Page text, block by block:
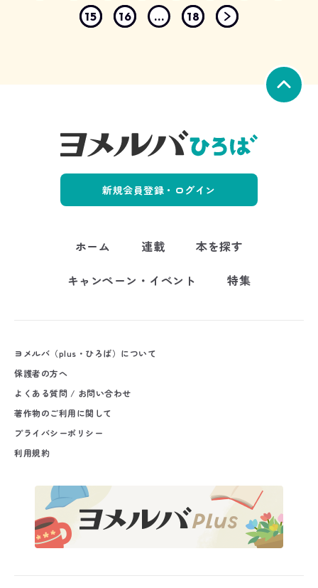
15
16 ... 18
新規会員登録・ログイン
ホーム 連載
本を探す
キャンペーン・イベント
特集
ヨメルバ（plus・ひろば）について
保護者の方へ
よくある質問 / お問い合わせ
著作物のご利用に関して
プライバシーポリシー
利用規約